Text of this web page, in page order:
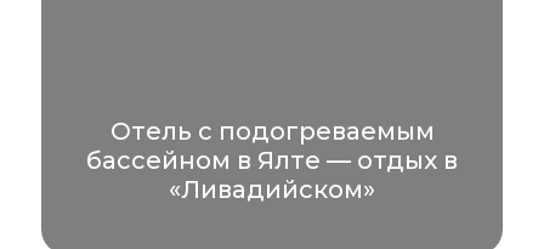
Отель с подогреваемым
бассейном в Ялте — отдых в
«Ливадийском»